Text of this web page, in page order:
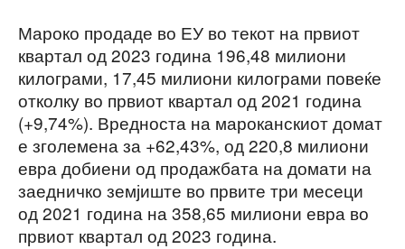
Мароко продаде во ЕУ во текот на првиот
квартал од 2023 година 196,48 милиони
килограми, 17,45 милиони килограми повеќе
отколку во првиот квартал од 2021 година
(+9,74%). Вредноста на мароканскиот домат
е зголемена за +62,43%, од 220,8 милиони
евра добиени од продажбата на домати на
заедничко земјиште во првите три месеци
од 2021 година на 358,65 милиони евра во
првиот квартал од 2023 година.